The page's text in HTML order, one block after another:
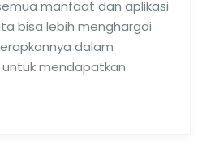
manfaat dan aplikasi
bisa lebih menghargai
dalam
mendapatkan